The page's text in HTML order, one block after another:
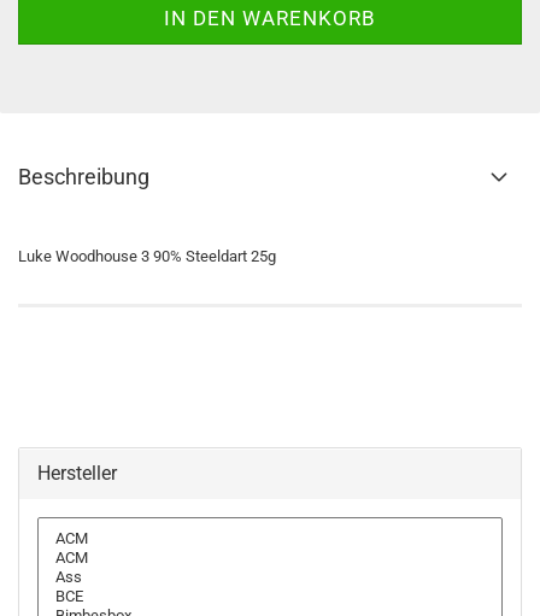
Beschreibung
Luke Woodhouse 3 90% Steeldart 25g
Hersteller